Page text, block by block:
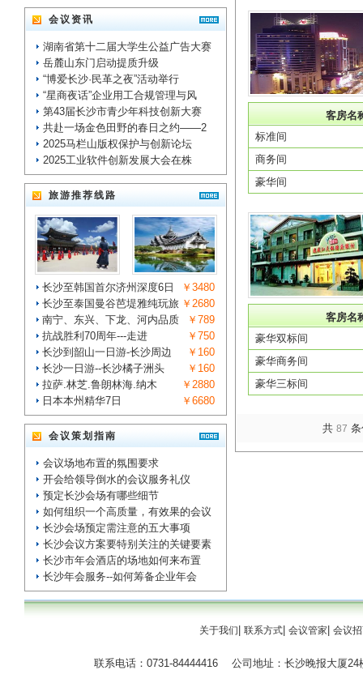
会议资讯
湖南省第十二届大学生公益广告大赛
岳麓山东门启动提质升级
“博爱长沙·民革之夜”活动举行
“星商夜话”企业用工合规管理与风
第43届长沙市青少年科技创新大赛
共赴一场金色田野的春日之约——2
2025马栏山版权保护与创新论坛
2025工业软件创新发展大会在株
旅游推荐线路
长沙至韩国首尔济州深度6日
￥3480
长沙至泰国曼谷芭堤雅纯玩旅 ￥2680
南宁、东兴、下龙、河内品质
￥789
抗战胜利70周年---走进
￥750
长沙到韶山一日游-长沙周边
￥160
长沙一日游--长沙橘子洲头
￥160
拉萨.林芝.鲁朗林海.纳木
￥2880
日本本州精华7日
￥6680
会议策划指南
会议场地布置的氛围要求
开会给领导倒水的会议服务礼仪
预定长沙会场有哪些细节
如何组织一个高质量，有效果的会议
长沙会场预定需注意的五大事项
长沙会议方案要特别关注的关键要素
长沙市年会酒店的场地如何来布置
长沙年会服务--如何筹备企业年会
客房名
标准间
商务间
豪华间
客房名
豪华双标间
豪华商务间
豪华三标间
共 87
关于我们 联系方式 会议管家 会议
联系电话：0731-84444416 公司地址：长沙晚报大